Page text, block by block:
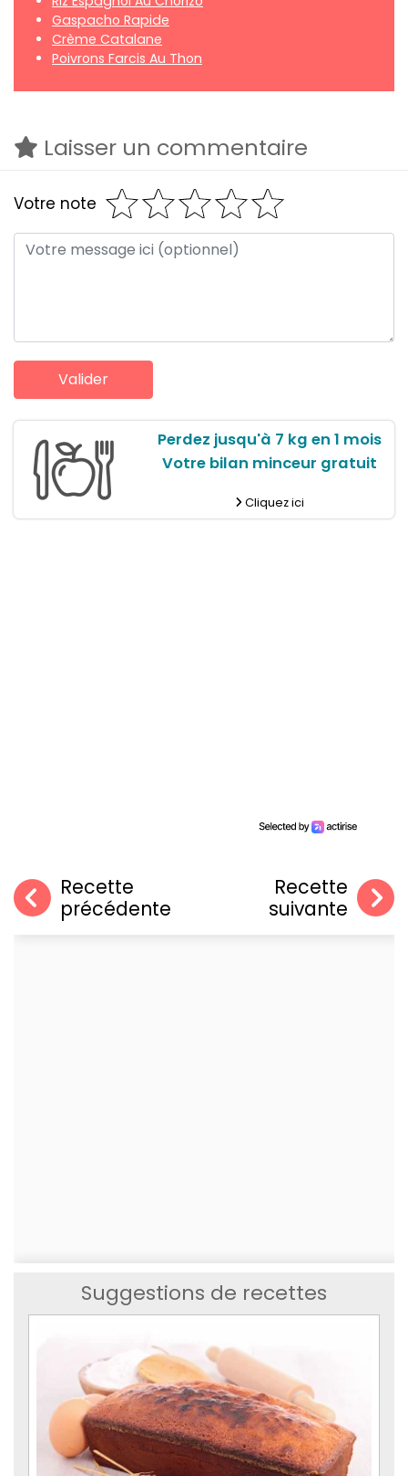
Gaspacho Rapide
Crème Catalane
Poivrons Farcis Au Thon
Laisser un commentaire
Votre note
Perdez jusqu'à 7 kg en 1 mois
Votre bilan minceur gratuit
Cliquez ici
Recette
précédente
Recette
suivante
Suggestions de recettes